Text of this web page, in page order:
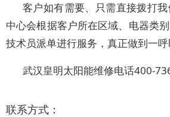
客户如有需要、只需直接拨打
中心会根据客户所在区域、电器类
技术员派单进行服务，真正做到一呼
武汉皇明太阳能维修电话400-
联系方式：